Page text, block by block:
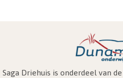
Saga Driehuis is onderdeel van